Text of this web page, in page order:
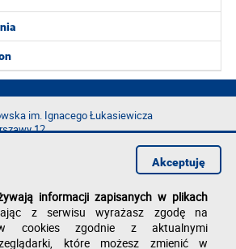
im. Ignacego Łukasiewicza
12
informacji zapisanych w plikach
z serwisu wyrażasz zgodę na
cookies zgodnie z aktualnymi
które możesz zmienić w
Akceptuję